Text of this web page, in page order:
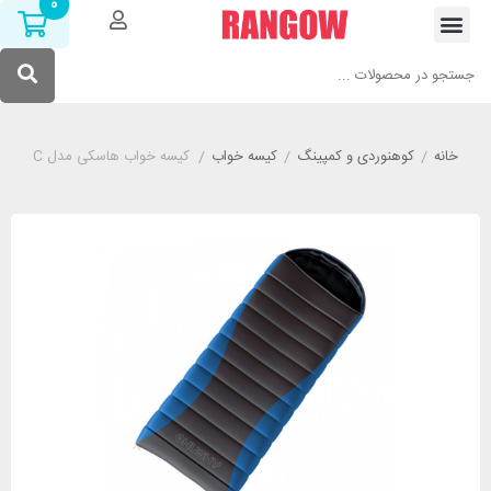
خانه/ کوهنوردی و کمپینگ/ کیسه خواب/ کیسه خواب هاسکی مدل HUSKY Drafy -20°C